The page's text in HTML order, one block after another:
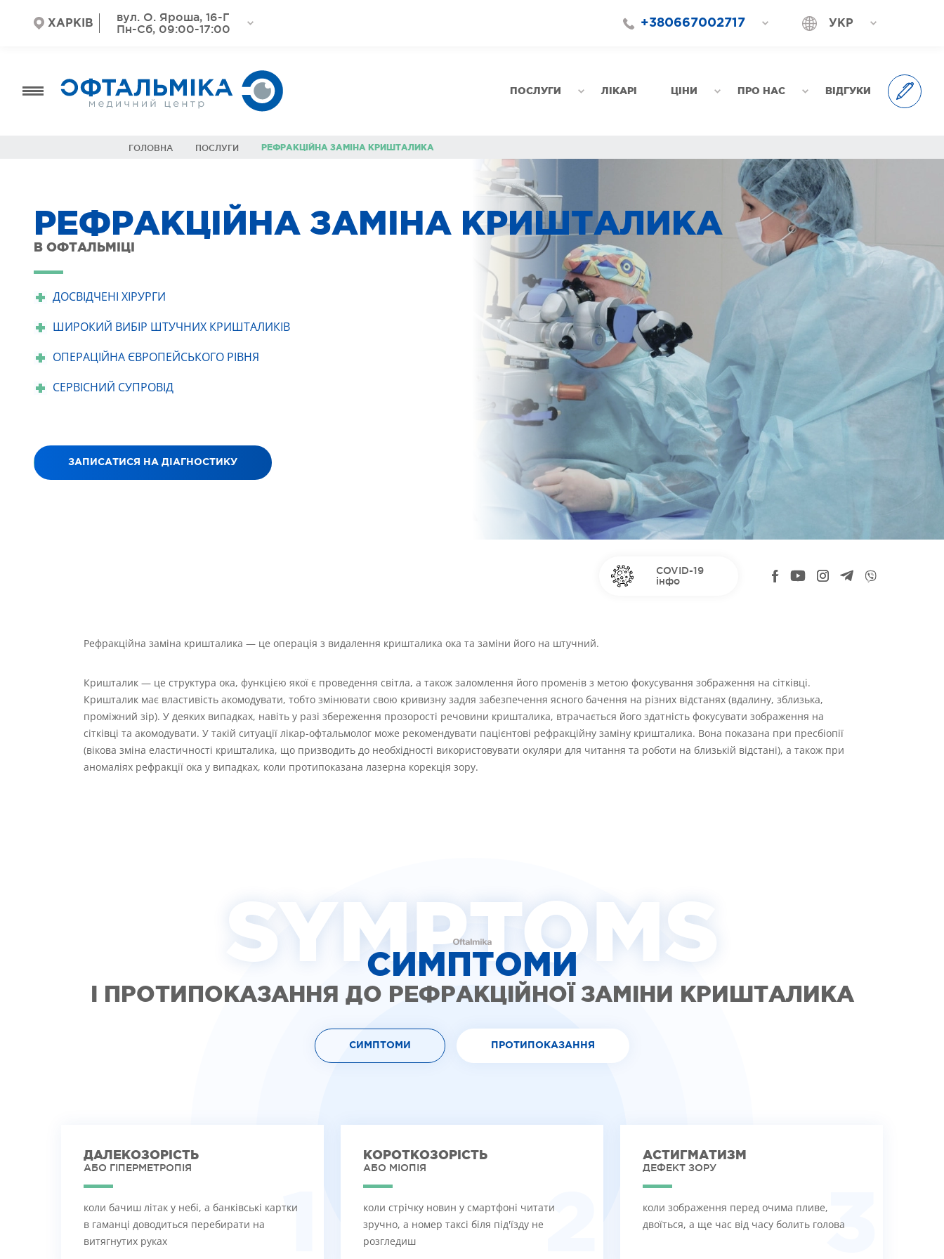
ХАРКІВ
вул. О. Яроша, 16-Г
Пн-Сб, 09:00-17:00
+380667002717 УКР
ПОСЛУГИ ЛІКАРІ ЦІНИ ПРО НАС ВІДГУКИ
ГОЛОВНА ПОСЛУГИ РЕФРАКЦІЙНА ЗАМІНА КРИШТАЛИКА
РЕФРАКЦІЙНА ЗАМІНА КРИШТАЛИКА
В ОФТАЛЬМІЦІ
ДОСВІДЧЕНІ ХІРУРГИ
ШИРОКИЙ ВИБІР ШТУЧНИХ КРИШТАЛИКІВ
ОПЕРАЦІЙНА ЄВРОПЕЙСЬКОГО РІВНЯ
СЕРВІСНИЙ СУПРОВІД
ЗАПИСАТИСЯ НА ДІАГНОСТИКУ
COVID-19
інфо
Рефракційна заміна кришталика — це операція з видалення кришталика ока та заміни його на штучний.
Кришталик — це структура ока, функцією якої є проведення світла, а також заломлення його променів з метою фокусування зображення на сітківці.
Кришталик має властивість акомодувати, тобто змінювати свою кривизну задля забезпечення ясного бачення на різних відстанях (вдалину, зблизька,
проміжний зір). У деяких випадках, навіть у разі збереження прозорості речовини кришталика, втрачається його здатність фокусувати зображення на
сітківці та акомодувати. У такій ситуації лікар-офтальмолог може рекомендувати пацієнтові рефракційну заміну кришталика. Вона показана при пресбіопії
(вікова зміна еластичності кришталика, що призводить до необхідності використовувати окуляри для читання та роботи на близькій відстані), а також при
аномаліях рефракції ока у випадках, коли протипоказана лазерна корекція зору.
SYMPTOMS
СИМПТОМИ
І ПРОТИПОКАЗАННЯ ДО РЕФРАКЦІЙНОЇ ЗАМІНИ КРИШТАЛИКА
СИМПТОМИ ПРОТИПОКАЗАННЯ
ДАЛЕКОЗОРІСТЬ
АБО ГІПЕРМЕТРОПІЯ
коли бачиш літак у небі, а банківські картки
в гаманці доводиться перебирати на
витягнутих руках
1
КОРОТКОЗОРІСТЬ
АБО МІОПІЯ
коли стрічку новин у смартфоні читати
зручно, а номер таксі біля під'їзду не
розгледиш
2
АСТИГМАТИЗМ
ДЕФЕКТ ЗОРУ
коли зображення перед очима пливе,
двоїться, а ще час від часу болить голова
3